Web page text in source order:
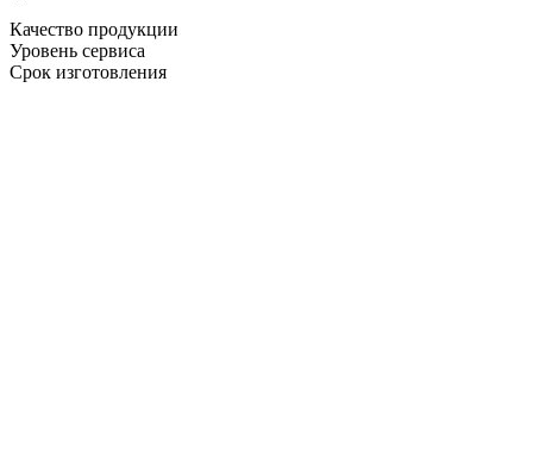
Качество продукции
Уровень сервиса
Срок изготовления